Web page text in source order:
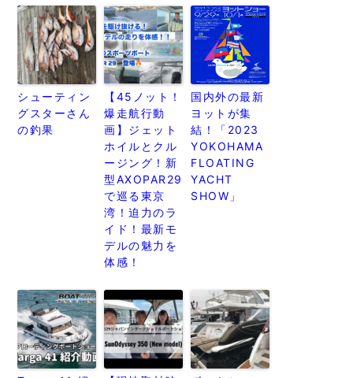
シューティン
グスターさん
の釣果
【45ノット！
爆走航行動
画】ジェット
ホイルとクル
ージング！新
型AXOPAR29
で巡る東京
湾！迫力のラ
イド！最新モ
デルの魅力を
体感！
国内外の最新
ヨットが集
結！「2023
YOKOHAMA
FLOATING
YACHT
SHOW」